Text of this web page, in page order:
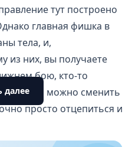
тут построено
главная фишка в
тела, и,
из них, вы получаете
бою, кто-то
тело можно сменить
просто отцепиться и
что вы давили на
далее